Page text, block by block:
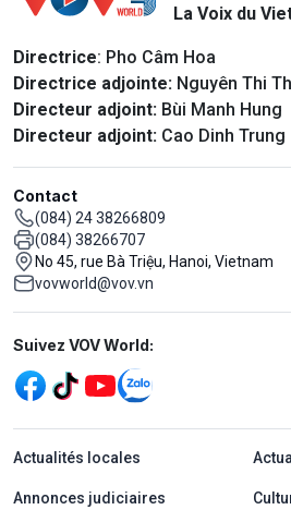
La Voix du
Directrice: Pho Câm Hoa
Directrice adjointe: Nguyên Thi
Directeur adjoint: Bùi Manh Hung
Directeur adjoint: Cao Dinh Trung
Contact
(084) 24 38266809
(084) 38266707
No 45, rue Bà Triệu, Hanoi, Vietnam
vovworld@vov.vn
Mạng xã hội
Suivez VOV World:
menu footer tiếng
Actualités locales
Annonces judiciaires